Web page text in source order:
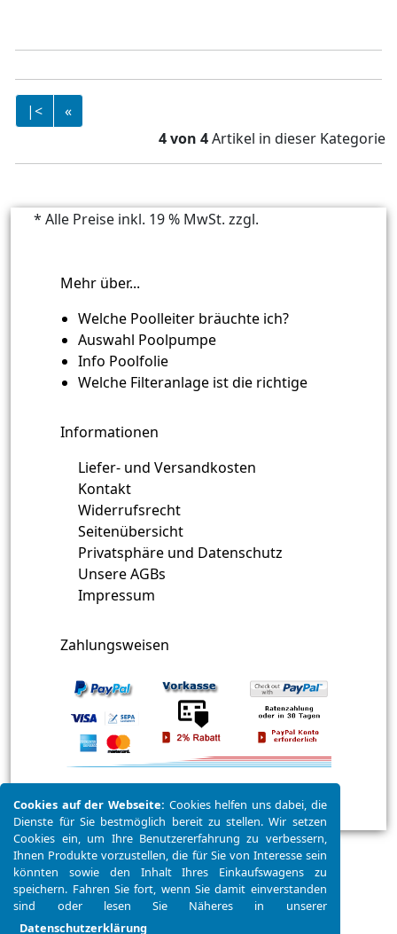
Cookies auf der Webseite: Cookies helfen uns dabei, die
Dienste für Sie bestmöglich bereit zu stellen. Wir setzen
Cookies ein, um Ihre Benutzererfahrung zu verbessern,
Ihnen Produkte vorzustellen, die für Sie von Interesse sein
könnten sowie den Inhalt Ihres Einkaufswagens zu
speichern. Fahren Sie fort, wenn Sie damit einverstanden
sind oder lesen Sie Näheres in unserer
Datenschutzerklärung
|<
«
4 von 4Artikel in dieser Kategorie
* Alle Preise inkl. 19 % MwSt. zzgl.
Mehr über...
Welche Poolleiter bräuchte ich?
Auswahl Poolpumpe
Info Poolfolie
Welche Filteranlage ist die richtige
Informationen
Liefer- und Versandkosten
Kontakt
Widerrufsrecht
Seitenübersicht
Privatsphäre und Datenschutz
Unsere AGBs
Impressum
Zahlungsweisen
© 2025 - Swimmingpools.de